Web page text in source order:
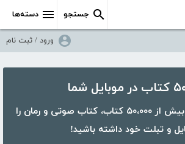
دسته‌ها جستجو
ورود / ثبت نام
شما
با اپلیکیشن کتابراه، بیش از ۵۰،۰۰۰ کتاب، کتاب صوتی و رمان را
و تبلت خود داشته باشید!